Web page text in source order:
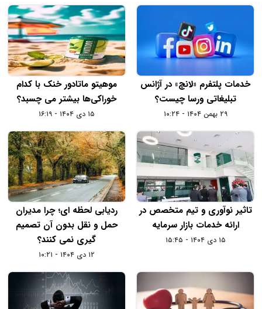
خدمات پلتفرم «لانچ» در آژانس
تبلیغاتی ورسا چیست؟
۲۹ بهمن ۱۴۰۴ - ۱۰:۲۴
موهیتو ماتادور خنک با کدام
خوراکی‌ها بیشتر می چسبد؟
۱۵ دی ۱۴۰۴ - ۱۶:۱۹
تاثیر نوآوری و تیم متخصص در
ارائه خدمات بازار سرمایه
۱۵ دی ۱۴۰۴ - ۱۵:۴۵
ردیابی لحظه‌ ای؛ چرا مدیران
حمل‌ و نقل بدون آن تصمیم‌
گیری نمی‌ کنند؟
۱۲ دی ۱۴۰۴ - ۱۰:۲۱